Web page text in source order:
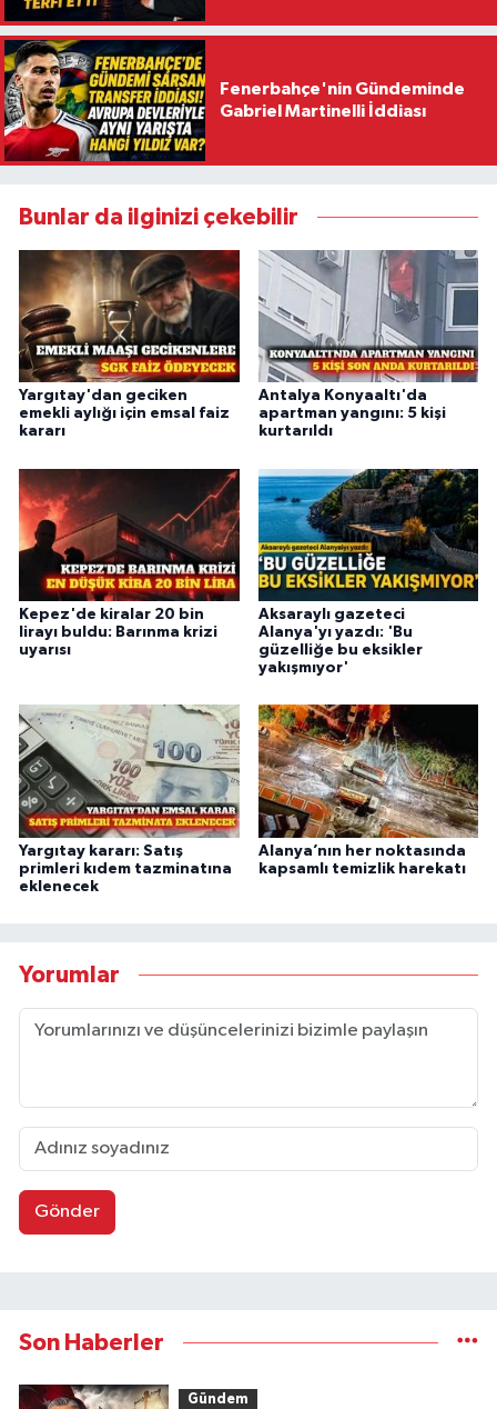
Fenerbahçe'nin Gündeminde
Gabriel Martinelli İddiası
Bunlar da ilginizi çekebilir
Yargıtay'dan geciken
emekli aylığı için emsal faiz
kararı
Antalya Konyaaltı'da
apartman yangını: 5 kişi
kurtarıldı
Kepez'de kiralar 20 bin
lirayı buldu: Barınma krizi
uyarısı
Aksaraylı gazeteci
Alanya'yı yazdı: 'Bu
güzelliğe bu eksikler
yakışmıyor'
Yargıtay kararı: Satış
primleri kıdem tazminatına
eklenecek
Alanya’nın her noktasında
kapsamlı temizlik harekatı
Yorumlar
Gönder
Son Haberler
Gündem